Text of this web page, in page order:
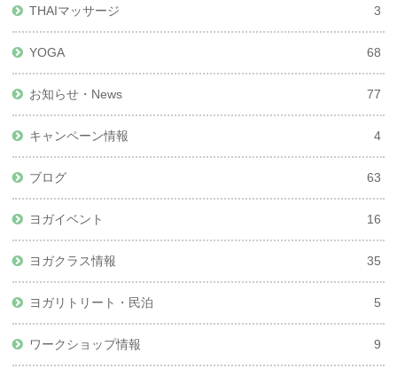
THAIマッサージ 3
YOGA 68
お知らせ・News 77
キャンペーン情報 4
ブログ 63
ヨガイベント 16
ヨガクラス情報 35
ヨガリトリート・民泊 5
ワークショップ情報 9